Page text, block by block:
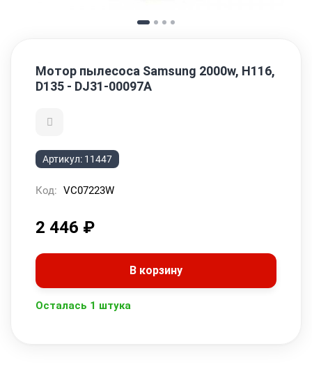
Мотор пылесоса Samsung 2000w, H116,
D135 - DJ31-00097A
Артикул: 11447
Код: VC07223W
2 446 ₽
В корзину
Осталась 1 штука